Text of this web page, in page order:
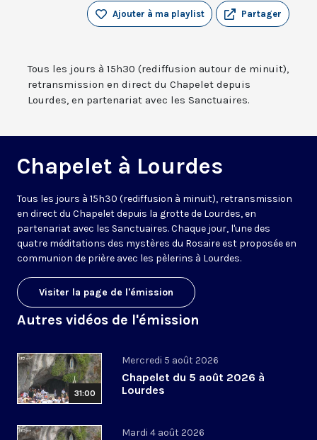
Partager
Ajouter à ma playlist
Tous les jours à 15h30 (rediffusion autour de minuit),
retransmission en direct du Chapelet depuis
Lourdes, en partenariat avec les Sanctuaires.
Chapelet à Lourdes
Tous les jours à 15h30 (rediffusion à minuit), retransmission
en direct du Chapelet depuis la grotte de Lourdes, en
partenariat avec les Sanctuaires. Chaque jour, l'une des
quatre méditations des mystères du Rosaire est proposée en
communion de prière avec les pèlerins à Lourdes.
Visiter la page de l'émission
Autres vidéos de l'émission
31:00
Mercredi 5 août 2026
Chapelet du 5 août 2026 à
Lourdes
Mardi 4 août 2026